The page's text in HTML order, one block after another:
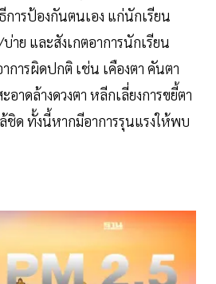
การป้องกันตนเอง แก่นักเรียน
ย และสังเกตอาการนักเรียน
การผิดปกติ เช่น เคืองตา คันตา
อาดล้างดวงตา หลีกเลี่ยงการขยี้ตา
ชิด ทั้งนี้หากมีอาการรุนแรงให้พบ